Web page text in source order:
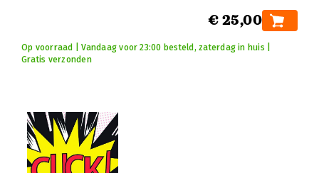
€ 25,00
Op voorraad | Vandaag voor 23:00 besteld, zaterdag in huis |
Gratis verzonden